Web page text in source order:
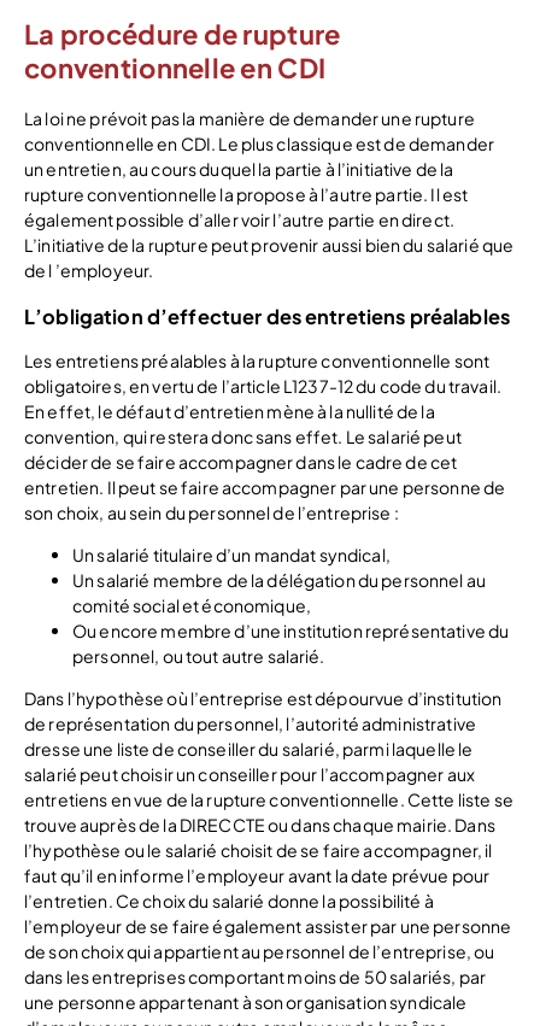
La procédure de rupture
conventionnelle en CDI
La loi ne prévoit pas la manière de demander une rupture
conventionnelle en CDI. Le plus classique est de demander
un entretien, au cours duquel la partie à l’initiative de la
rupture conventionnelle la propose à l’autre partie. Il est
également possible d’aller voir l’autre partie en direct.
L’initiative de la rupture peut provenir aussi bien du salarié que
de l ’employeur.
L’obligation d’effectuer des entretiens préalables
Les entretiens préalables à la rupture conventionnelle sont
obligatoires, en vertu de l’article L1237-12 du code du travail.
En effet, le défaut d’entretien mène à la nullité de la
convention, qui restera donc sans effet. Le salarié peut
décider de se faire accompagner dans le cadre de cet
entretien. Il peut se faire accompagner par une personne de
son choix, au sein du personnel de l’entreprise :
Un salarié titulaire d’un mandat syndical,
Un salarié membre de la délégation du personnel au
comité social et économique,
Ou encore membre d’une institution représentative du
personnel, ou tout autre salarié.
Dans l’hypothèse où l’entreprise est dépourvue d’institution
de représentation du personnel, l’autorité administrative
dresse une liste de conseiller du salarié, parmi laquelle le
salarié peut choisir un conseiller pour l’accompagner aux
entretiens en vue de la rupture conventionnelle. Cette liste se
trouve auprès de la DIRECCTE ou dans chaque mairie. Dans
l’hypothèse ou le salarié choisit de se faire accompagner, il
faut qu’il en informe l’employeur avant la date prévue pour
l’entretien. Ce choix du salarié donne la possibilité à
l’employeur de se faire également assister par une personne
de son choix qui appartient au personnel de l’entreprise, ou
dans les entreprises comportant moins de 50 salariés, par
une personne appartenant à son organisation syndicale